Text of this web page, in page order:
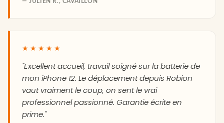
★★★★★
"Excellent accueil, travail soigné sur la batterie de
mon iPhone 12. Le déplacement depuis Robion
vaut vraiment le coup, on sent le vrai
professionnel passionné. Garantie écrite en
prime."